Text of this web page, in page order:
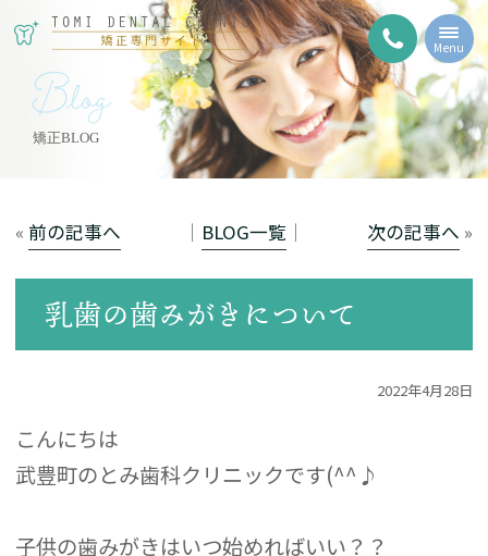
Menu
Blog
矯正BLOG
« 前の記事へ │ BLOG一覧 │ 次の記事へ »
乳歯の歯みがきについて
2022年4月28日
こんにちは
武豊町のとみ歯科クリニックです(^^♪
子供の歯みがきはいつ始めればいい？？